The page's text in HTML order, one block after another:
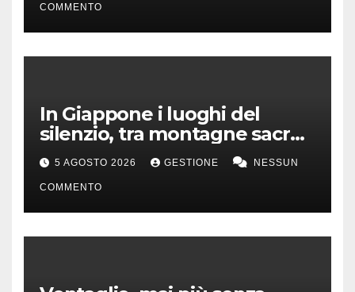
COMMENTO
In Giappone i luoghi del
silenzio, tra montagne sacre
e isole incontaminate
5 AGOSTO 2026 GESTIONE NESSUN
COMMENTO